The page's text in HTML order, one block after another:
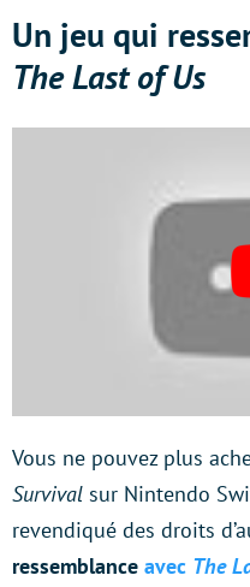
Un jeu qui
The Last of Us
Vous ne pouvez plus
Survival sur Nintendo
revendiqué des droits
ressemblance avec The